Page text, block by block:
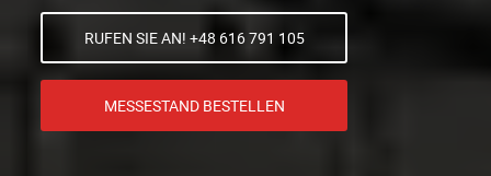
RUFEN SIE AN! +48 616 791 105
MESSESTAND BESTELLEN